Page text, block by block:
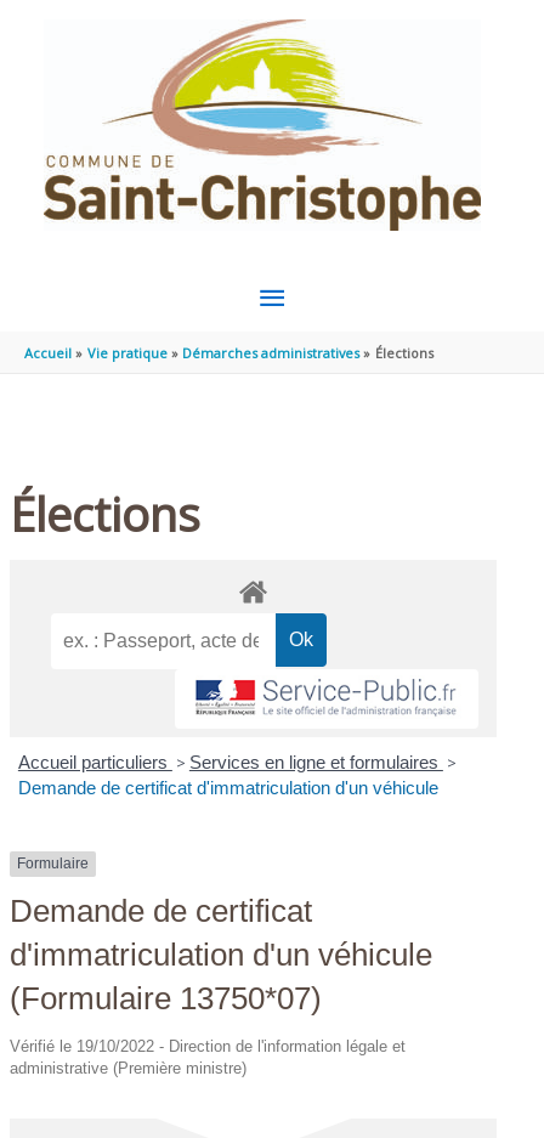
MENU
PRINCIPAL
Accueil Vie pratique Démarches administratives Élections
Élections
Accueil particuliers > Services en ligne et formulaires >
Demande de certificat d'immatriculation d'un véhicule
Formulaire
Demande de certificat
d'immatriculation d'un véhicule
(Formulaire 13750*07)
Vérifié le 19/10/2022 - Direction de l'information légale et
administrative (Première ministre)